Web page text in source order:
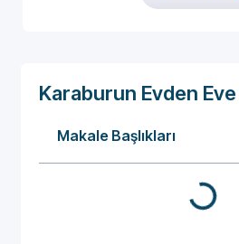
Karaburun Evden
Makale Başlıkları